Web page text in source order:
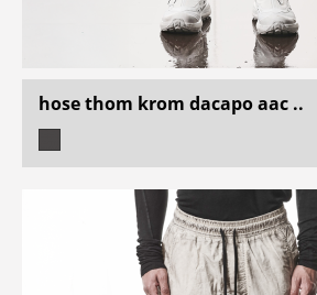
hose thom krom dacapo aac ..